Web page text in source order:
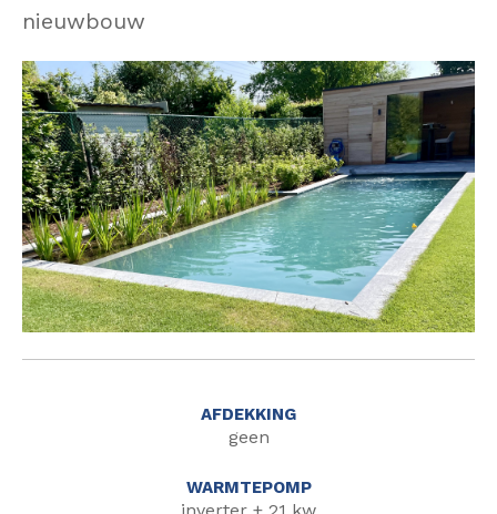
nieuwbouw
AFDEKKING
geen
WARMTEPOMP